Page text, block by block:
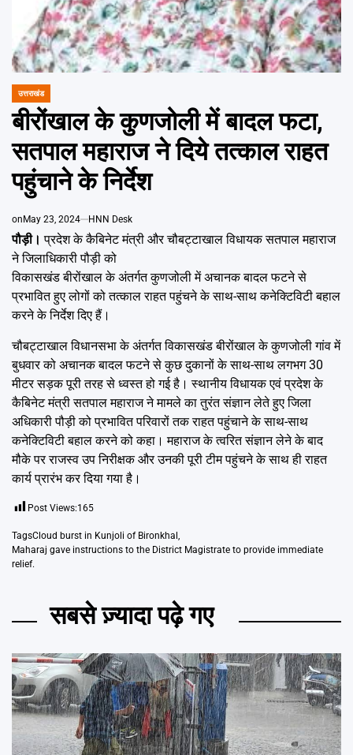
POSTED
IN
उत्तराखंड
बीरोंखाल के कुणजोली में बादल फटा,
सतपाल महाराज ने दिये तत्काल राहत
पहुंचाने के निर्देश
onMay 23, 2024 HNN Desk
पौड़ी। प्रदेश के कैबिनेट मंत्री और चौबट्टाखाल विधायक सतपाल महाराज
ने जिलाधिकारी पौड़ी को
विकासखंड बीरोंखाल के अंतर्गत कुणजोली में अचानक बादल फटने से
प्रभावित हुए लोगों को तत्काल राहत पहुंचने के साथ-साथ कनेक्टिविटी बहाल
करने के निर्देश दिए हैं।
चौबट्टाखाल विधानसभा के अंतर्गत विकासखंड बीरोंखाल के कुणजोली गांव में
बुधवार को अचानक बादल फटने से कुछ दुकानों के साथ-साथ लगभग 30
मीटर सड़क पूरी तरह से ध्वस्त हो गई है। स्थानीय विधायक एवं प्रदेश के
कैबिनेट मंत्री सतपाल महाराज ने मामले का तुरंत संज्ञान लेते हुए जिला
अधिकारी पौड़ी को प्रभावित परिवारों तक राहत पहुंचाने के साथ-साथ
कनेक्टिविटी बहाल करने को कहा। महाराज के त्वरित संज्ञान लेने के बाद
मौके पर राजस्व उप निरीक्षक और उनकी पूरी टीम पहुंचने के साथ ही राहत
कार्य प्रारंभ कर दिया गया है।
Post Views:165
TagsCloud burst in Kunjoli of Bironkhal,
Maharaj gave instructions to the District Magistrate to provide immediate
relief.
सबसे ज़्यादा पढ़े गए